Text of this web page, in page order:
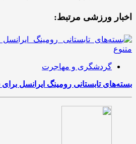
اخبار ورزشی مرتبط:
گردشگری و مهاجرت
بسته‌های تابستانی رومینگ ایرانسل